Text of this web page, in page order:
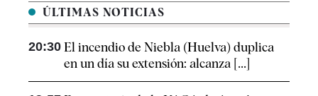
ÚLTIMAS NOTICIAS
20:30 El incendio de Niebla (Huelva) duplica
en un día su extensión: alcanza [...]